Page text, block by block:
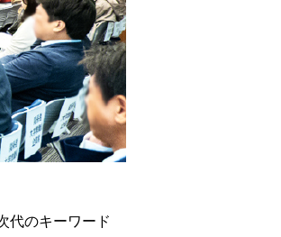
代のキーワード